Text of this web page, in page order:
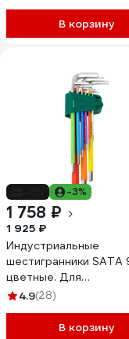
В корзину
-3%
1 758 ₽
1 925 ₽
Индустриальные
шестигранники SATA
цветные. Для
промышленных
4.9(28)
В корзину